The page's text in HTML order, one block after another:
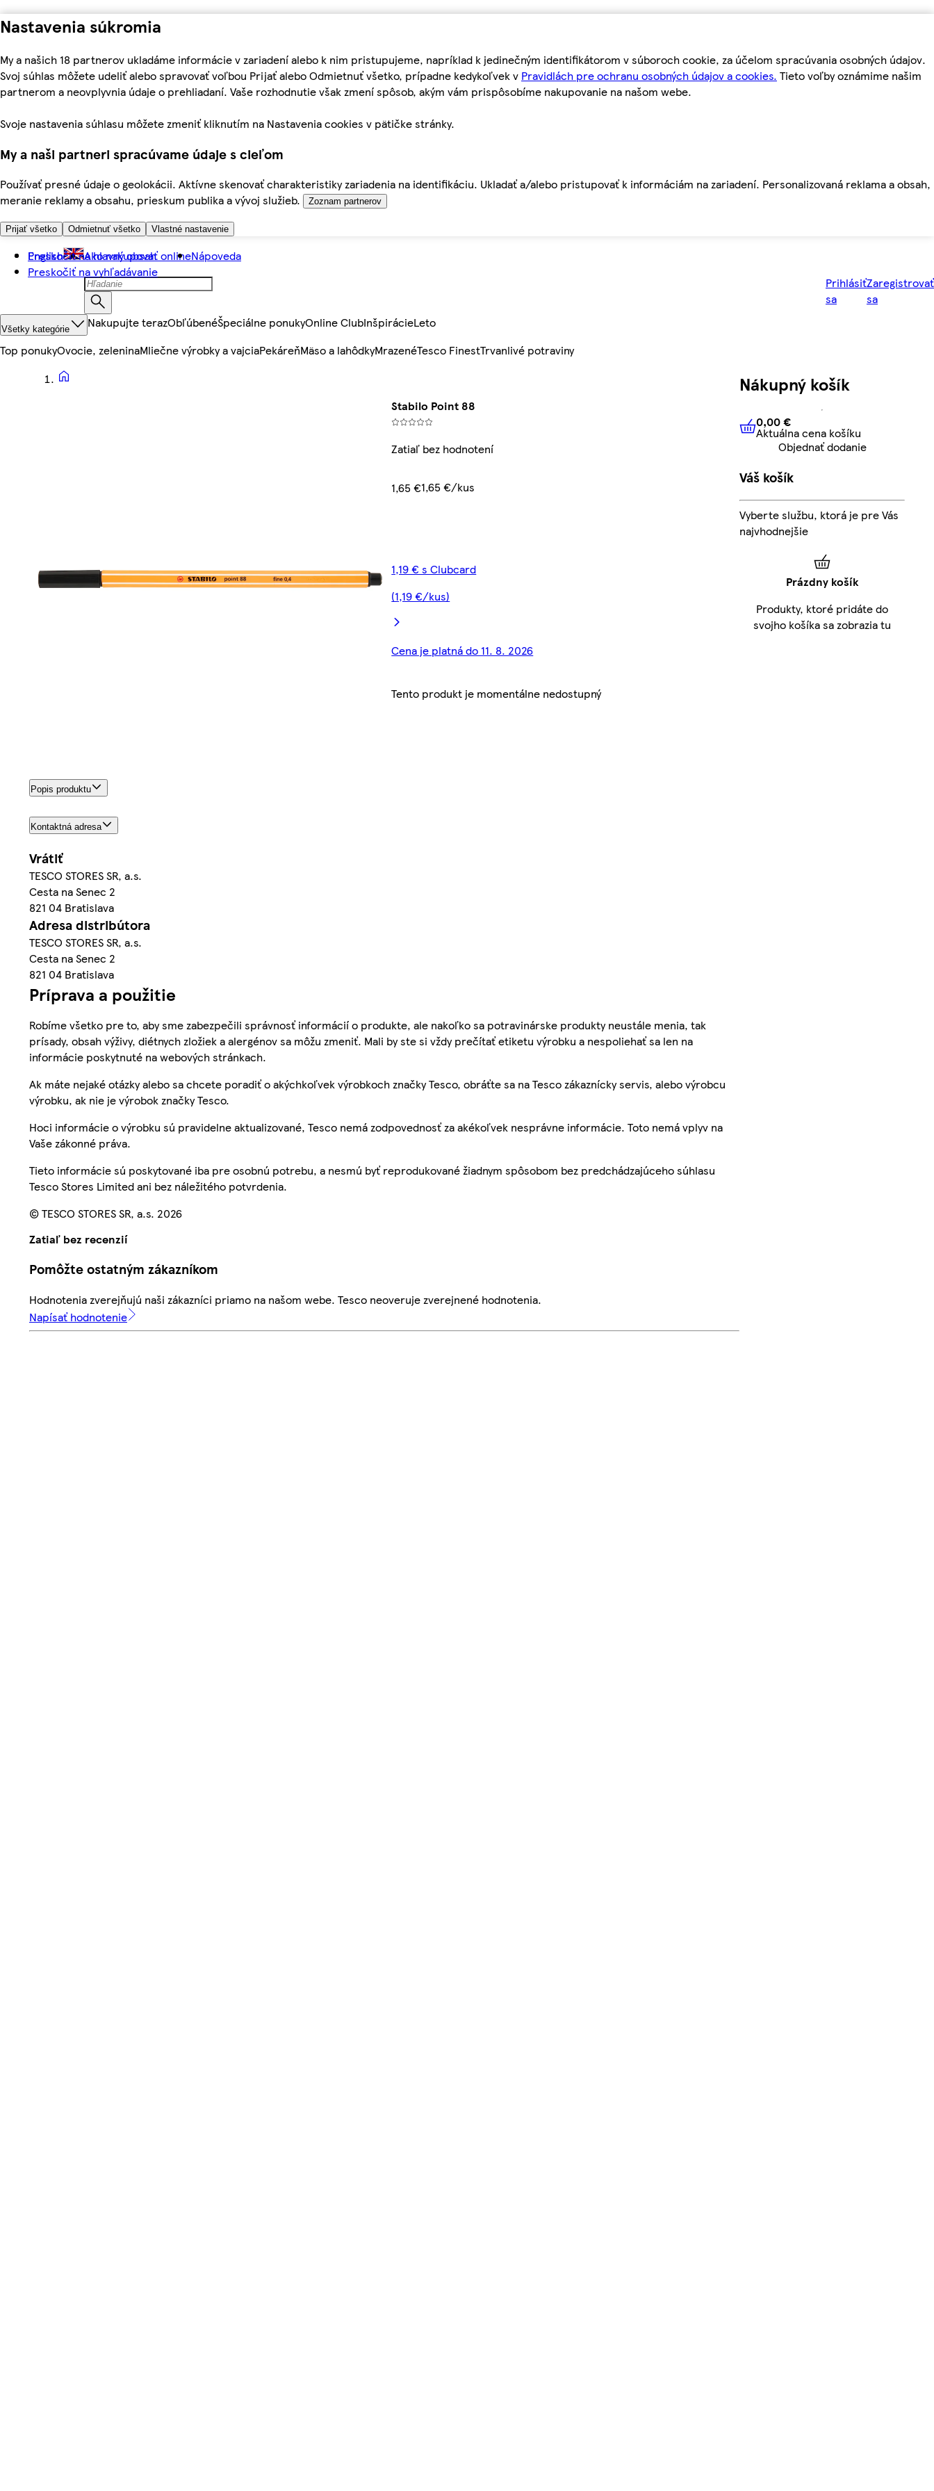
Nastavenia súkromia
My a našich 18 partnerov ukladáme informácie v zariadení alebo k nim pristupujeme, napríklad k jedinečným identifikátorom v súboroch cookie, za účelom spracúvania osobných údajov.
Svoj súhlas môžete udeliť alebo spravovať voľbou Prijať alebo Odmietnuť všetko, prípadne kedykoľvek v Pravidlách pre ochranu osobných údajov a cookies. Tieto voľby oznámime našim
partnerom a neovplyvnia údaje o prehliadaní. Vaše rozhodnutie však zmení spôsob, akým vám prispôsobíme nakupovanie na našom webe.
Svoje nastavenia súhlasu môžete zmeniť kliknutím na Nastavenia cookies v pätičke stránky.
My a naši partneri spracúvame údaje s cieľom
Používať presné údaje o geolokácii. Aktívne skenovať charakteristiky zariadenia na identifikáciu. Ukladať a/alebo pristupovať k informáciám na zariadení. Personalizovaná reklama a obsah,
meranie reklamy a obsahu, prieskum publika a vývoj služieb.
Zoznam partnerov
Prijať všetko Odmietnuť všetko Vlastné nastavenie
Preskočiť na hlavný obsah
Preskočiť na vyhľadávanie
English Ako nakupovať onlineNápoveda
Prihlásiť
sa
Zaregistrovať
sa
Všetky kategórie Nakupujte terazObľúbenéŠpeciálne ponukyOnline ClubInšpirácieLeto
Top ponukyOvocie, zeleninaMliečne výrobky a vajciaPekáreňMäso a lahôdkyMrazenéTesco FinestTrvanlivé potraviny
Stabilo Point 88
Zatiaľ bez hodnotení
1,65 €1,65 €/kus
1,19 € s Clubcard
(1,19 €/kus)
Cena je platná do 11. 8. 2026
Tento produkt je momentálne nedostupný
Popis produktu
Kontaktná adresa
Vrátiť
TESCO STORES SR, a.s.
Cesta na Senec 2
821 04 Bratislava
Adresa distribútora
TESCO STORES SR, a.s.
Cesta na Senec 2
821 04 Bratislava
Príprava a použitie
Robíme všetko pre to, aby sme zabezpečili správnosť informácií o produkte, ale nakoľko sa potravinárske produkty neustále menia, tak
prísady, obsah výživy, diétnych zložiek a alergénov sa môžu zmeniť. Mali by ste si vždy prečítať etiketu výrobku a nespoliehať sa len na
informácie poskytnuté na webových stránkach.
Ak máte nejaké otázky alebo sa chcete poradiť o akýchkoľvek výrobkoch značky Tesco, obráťte sa na Tesco zákaznícky servis, alebo výrobcu
výrobku, ak nie je výrobok značky Tesco.
Hoci informácie o výrobku sú pravidelne aktualizované, Tesco nemá zodpovednosť za akékoľvek nesprávne informácie. Toto nemá vplyv na
Vaše zákonné práva.
Tieto informácie sú poskytované iba pre osobnú potrebu, a nesmú byť reprodukované žiadnym spôsobom bez predchádzajúceho súhlasu
Tesco Stores Limited ani bez náležitého potvrdenia.
© TESCO STORES SR, a.s. 2026
Zatiaľ bez recenzií
Pomôžte ostatným zákazníkom
Hodnotenia zverejňujú naši zákazníci priamo na našom webe. Tesco neoveruje zverejnené hodnotenia.
Napísať hodnotenie
Nákupný košík
0,00 € Aktuálna cena košíku
0,00 €
Aktuálna cena košíku
Objednať dodanie
Váš košík
Vyberte službu, ktorá je pre Vás
najvhodnejšie
Prázdny košík
Produkty, ktoré pridáte do
svojho košíka sa zobrazia tu